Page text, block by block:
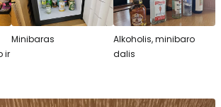
ir
Minibaras
Alkoholis, minibaro
dalis